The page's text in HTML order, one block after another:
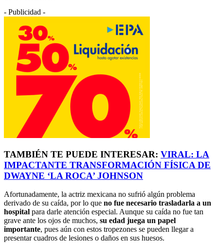
- Publicidad -
TAMBIÉN TE PUEDE INTERESAR: VIRAL: LA
IMPACTANTE TRANSFORMACIÓN FÍSICA DE
DWAYNE ‘LA ROCA’ JOHNSON
Afortunadamente, la actriz mexicana no sufrió algún problema
derivado de su caída, por lo que no fue necesario trasladarla a un
hospital para darle atención especial. Aunque su caída no fue tan
grave ante los ojos de muchos, su edad juega un papel
importante, pues aún con estos tropezones se pueden llegar a
presentar cuadros de lesiones o daños en sus huesos.